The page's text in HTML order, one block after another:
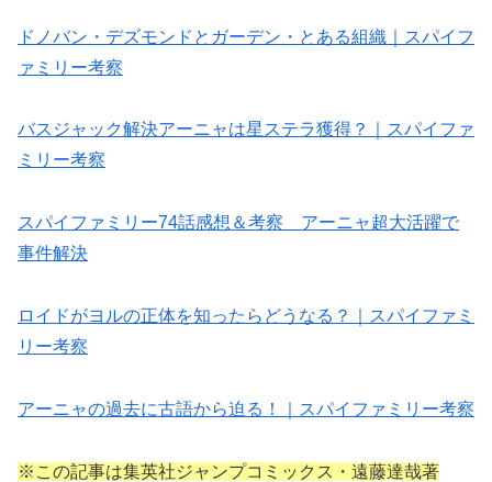
ドノバン・デズモンドとガーデン・とある組織｜スパイフ
ァミリー考察
バスジャック解決アーニャは星ステラ獲得？｜スパイファ
ミリー考察
スパイファミリー74話感想＆考察 アーニャ超大活躍で
事件解決
ロイドがヨルの正体を知ったらどうなる？｜スパイファミ
リー考察
アーニャの過去に古語から迫る！｜スパイファミリー考察
※この記事は集英社ジャンプコミックス・遠藤達哉著